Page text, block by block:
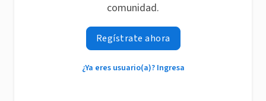
comunidad.
Regístrate ahora
¿Ya eres usuario(a)? Ingresa